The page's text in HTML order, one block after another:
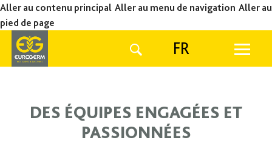
Aller au contenu principal Aller au menu de navigation Aller au
pied de page
FR
DES ÉQUIPES ENGAGÉES ET
PASSIONNÉES